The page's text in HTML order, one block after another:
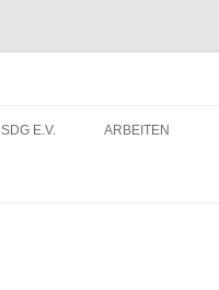
SDG E.V. ARBEITEN